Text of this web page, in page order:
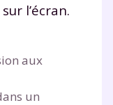
l’écran.
aux
un